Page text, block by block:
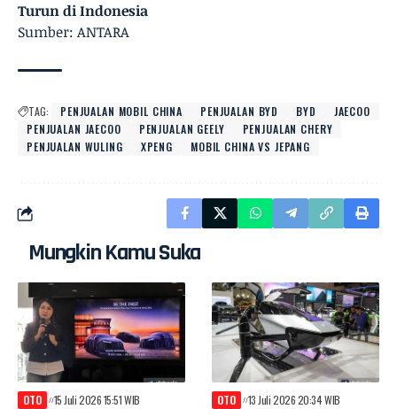
Turun di Indonesia
Sumber: ANTARA
TAG: PENJUALAN MOBIL CHINA PENJUALAN BYD BYD
JAECOO
PENJUALAN JAECOO
PENJUALAN GEELY
PENJUALAN CHERY
PENJUALAN WULING
XPENG MOBIL CHINA VS JEPANG
Mungkin Kamu Suka
OTO 15 Juli 2026 15:51 WIB OTO 13 Juli 2026 20:34 WIB